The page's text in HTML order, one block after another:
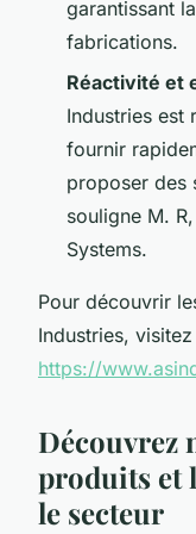
garantissant la
fabrications.
Réactivité et
Industries est
fournir
proposer des
souligne M.
Systems.
Pour découvrir
Industries,
https://
Découvrez
produits et
le secteur